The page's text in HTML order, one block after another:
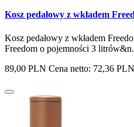
Kosz pedałowy z wkładem
Kosz pedałowy z wkładem
Freedom o pojemności 3
89,00 PLN Cena netto: 72,36 PLN